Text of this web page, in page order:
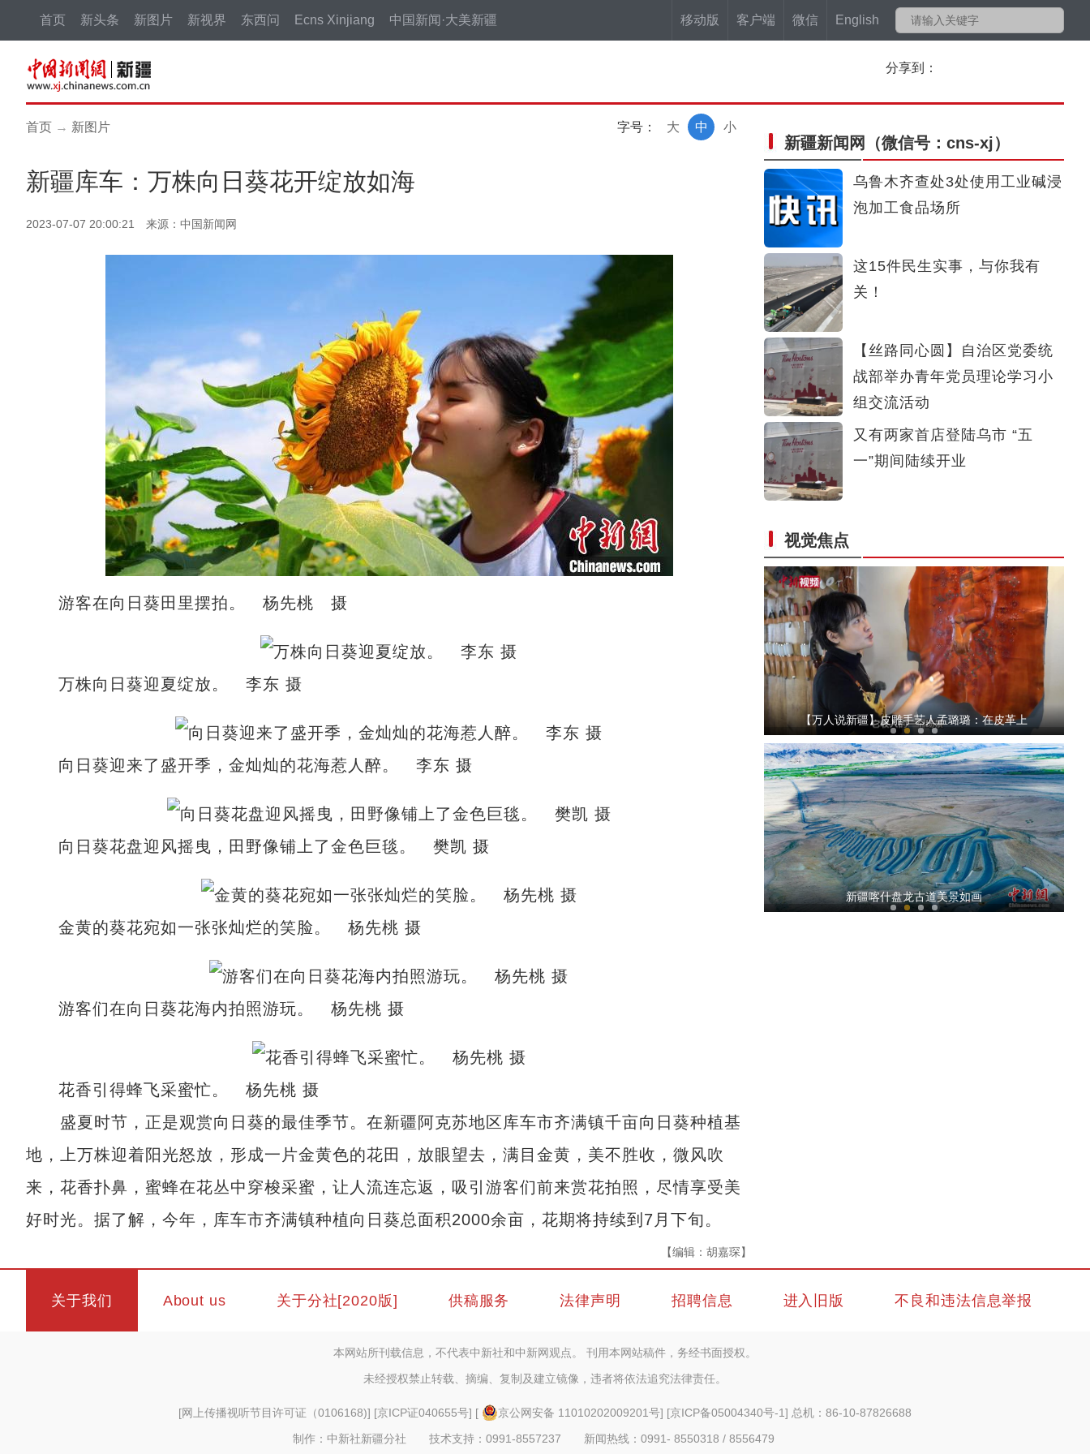
移动版 客户端 微信 English
首页 新头条 新图片 新视界 东西问 Ecns Xinjiang 中国新闻·大美新疆
分享到：
首页 → 新图片 字号： 小
中
大
新疆库车：万株向日葵花开绽放如海
2023-07-07 20:00:21 来源：中国新闻网
游客在向日葵田里摆拍。 杨先桃 摄
万株向日葵迎夏绽放。 李东 摄
向日葵迎来了盛开季，金灿灿的花海惹人醉。 李东 摄
向日葵花盘迎风摇曳，田野像铺上了金色巨毯。 樊凯 摄
金黄的葵花宛如一张张灿烂的笑脸。 杨先桃 摄
游客们在向日葵花海内拍照游玩。 杨先桃 摄
花香引得蜂飞采蜜忙。 杨先桃 摄
盛夏时节，正是观赏向日葵的最佳季节。在新疆阿克苏地区库车市齐满镇千亩向日葵种植基
地，上万株迎着阳光怒放，形成一片金黄色的花田，放眼望去，满目金黄，美不胜收，微风吹
来，花香扑鼻，蜜蜂在花丛中穿梭采蜜，让人流连忘返，吸引游客们前来赏花拍照，尽情享受美
好时光。据了解，今年，库车市齐满镇种植向日葵总面积2000余亩，花期将持续到7月下旬。
【编辑：胡嘉琛】
新疆新闻网 （微信号：cns-xj）
乌鲁木齐查处3处使用工业碱浸
泡加工食品场所
这15件民生实事，与你我有
关！
【丝路同心圆】自治区党委统
战部举办青年党员理论学习小
组交流活动
又有两家首店登陆乌市 “五
一”期间陆续开业
视觉焦点
新疆莎车县十万亩万寿菊迎采摘季
夏季在新疆滑雪是一种怎样的体验？
【万人说新疆】皮雕手艺人孟璐璐：在皮革上
盛夏新疆天堂湖如“蓝宝石”镶嵌天山深处
新疆喀什盘龙古道美景如画
关于我们 About us 关于分社[2020版] 供稿服务 法律声明 招聘信息 进入旧版 不良和违法信息举报
本网站所刊载信息，不代表中新社和中新网观点。 刊用本网站稿件，务经书面授权。
未经授权禁止转载、摘编、复制及建立镜像，违者将依法追究法律责任。
[网上传播视听节目许可证（0106168)] [京ICP证040655号] [ 京公网安备 11010202009201号] [京ICP备05004340号-1] 总机：86-10-87826688
制作：中新社新疆分社 技术支持：0991-8557237 新闻热线：0991- 8550318 / 8556479